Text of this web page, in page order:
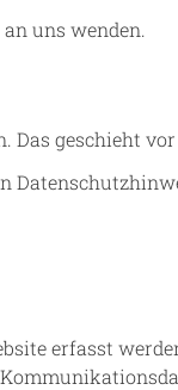
uns wenden.
geschieht
erfasst